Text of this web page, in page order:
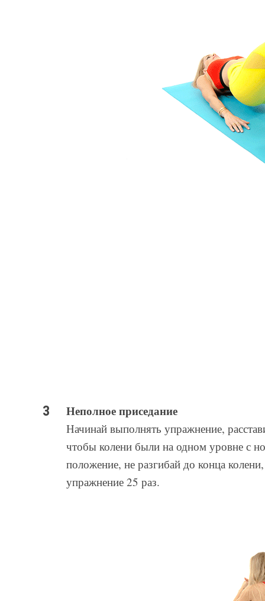
Неполное приседание
Начинай выполнять упражнение,
чтобы колени были на одном уровне с
положение, не разгибай до конца
упражнение 25 раз.